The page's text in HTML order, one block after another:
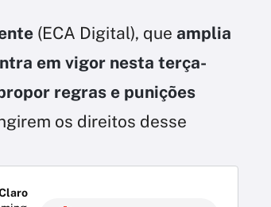
(ECA Digital), que amplia
em vigor nesta terça-
regras e punições
os direitos desse